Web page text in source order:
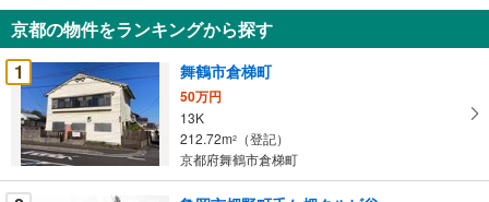
知
を
受
け
取
る
・
条
京都の物件をランキングから探す
1
舞鶴市倉梯町
50万円
13K
212.72m2
（登記）
京都府舞鶴市倉梯町